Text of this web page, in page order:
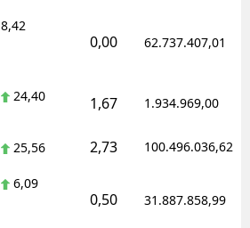
8,42
0,00 62.737.407,01
24,40 1,67 1.934.969,00
25,56 2,73 100.496.036,62
6,09
0,50 31.887.858,99